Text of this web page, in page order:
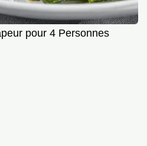
pour 4 Personnes